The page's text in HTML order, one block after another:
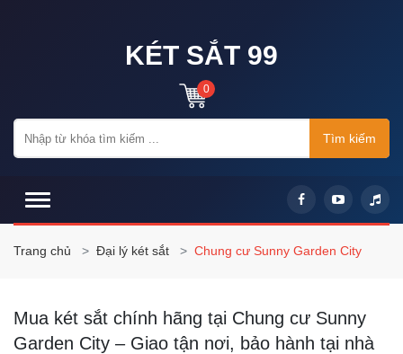
KÉT SẮT 99
0
Tìm kiếm
Trang chủ Đại lý két sắt Chung cư Sunny Garden City
Mua két sắt chính hãng tại Chung cư Sunny
Garden City – Giao tận nơi, bảo hành tại nhà